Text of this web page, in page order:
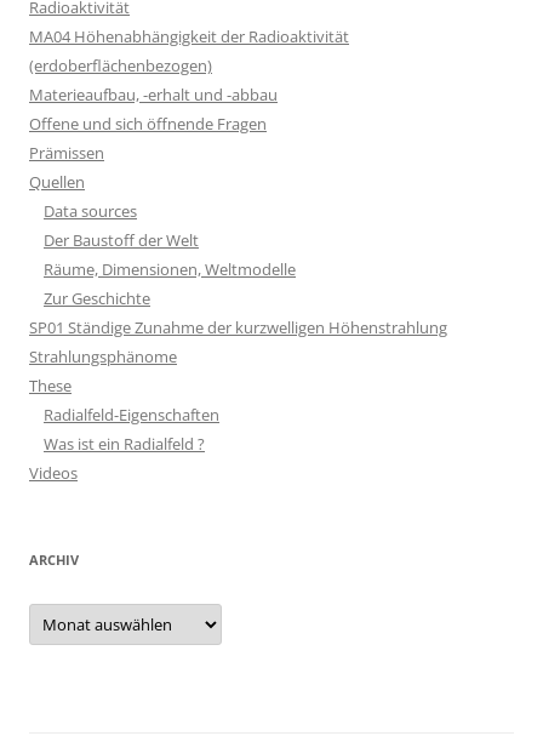
Radioaktivität
MA04 Höhenabhängigkeit der Radioaktivität
(erdoberflächenbezogen)
Materieaufbau, -erhalt und -abbau
Offene und sich öffnende Fragen
Prämissen
Quellen
Data sources
Der Baustoff der Welt
Räume, Dimensionen, Weltmodelle
Zur Geschichte
SP01 Ständige Zunahme der kurzwelligen Höhenstrahlung
Strahlungsphänome
These
Radialfeld-Eigenschaften
Was ist ein Radialfeld ?
Videos
ARCHIV
Archiv